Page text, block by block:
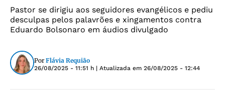
Pastor se dirigiu aos seguidores evangélicos e pediu
desculpas pelos palavrões e xingamentos contra
Eduardo Bolsonaro em áudios divulgado
Por Flávia Requião
26/08/2025 - 11:51 h | Atualizada em 26/08/2025 - 12:44